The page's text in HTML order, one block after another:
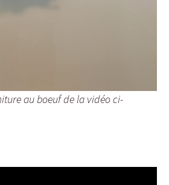
au boeuf de la vidéo ci-